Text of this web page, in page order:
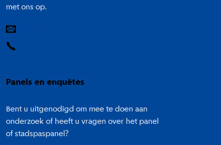
met ons op.
Panels en enquêtes
Bent u uitgenodigd om mee te doen aan
onderzoek of heeft u vragen over het panel
of stadspaspanel?